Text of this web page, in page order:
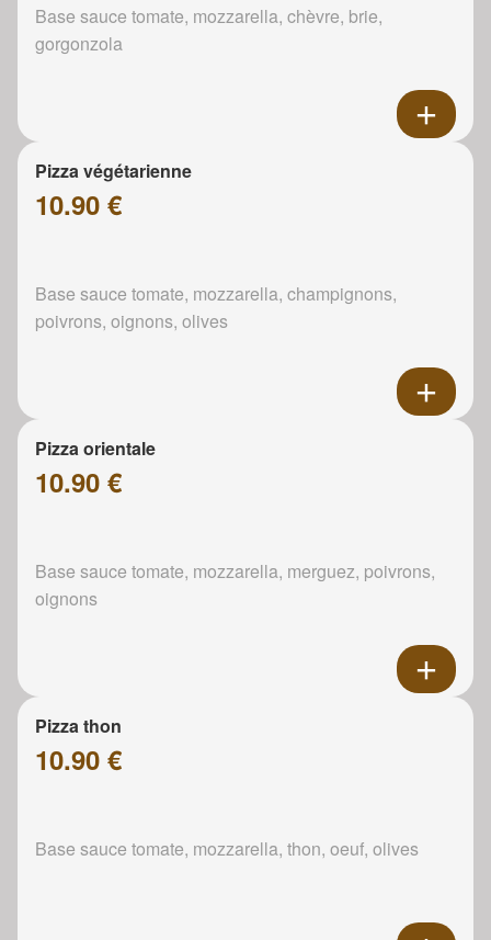
Base sauce tomate, mozzarella, chèvre, brie,
gorgonzola
Pizza végétarienne
10.90 €
Base sauce tomate, mozzarella, champignons,
poivrons, oignons, olives
Pizza orientale
10.90 €
Base sauce tomate, mozzarella, merguez, poivrons,
oignons
Pizza thon
10.90 €
Base sauce tomate, mozzarella, thon, oeuf, olives